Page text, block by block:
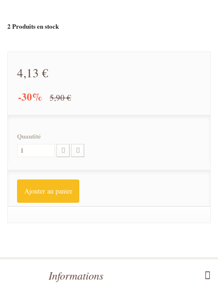
2 Produits en stock
4,13 €
-30% 5,90 €
Quantité
Ajouter au panier
Informations